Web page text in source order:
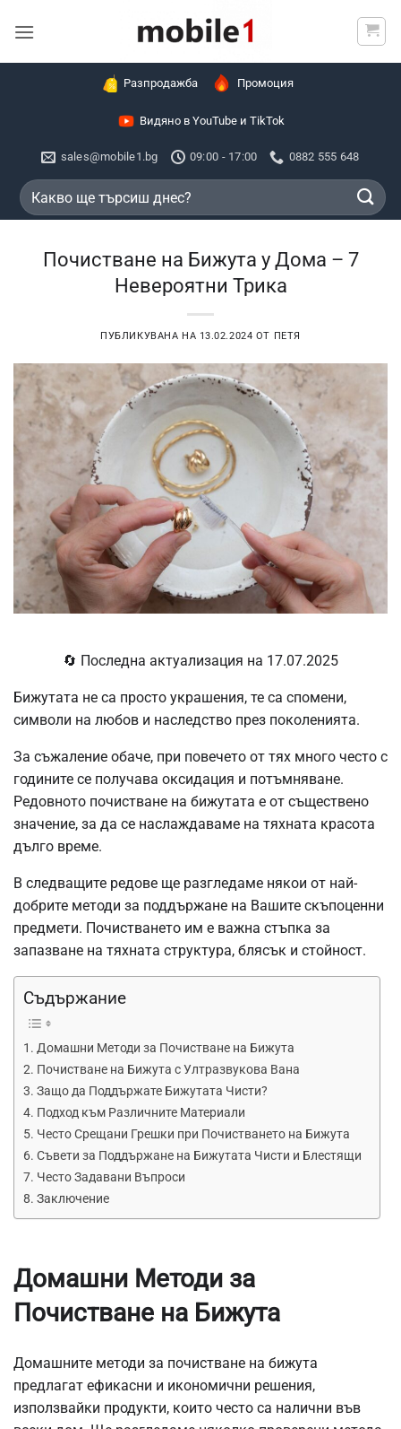
Разпродажба Промоция
Видяно в YouTube и TikTok
sales@mobile1.bg 09:00 - 17:00 0882 555 648
Търсене
за:
Почистване на Бижута у Дома – 7
Невероятни Трика
ПУБЛИКУВАНА НА 13.02.2024 ОТ ПЕТЯ
🔄 Последна актуализация на 17.07.2025
Бижутата не са просто украшения, те са спомени,
символи на любов и наследство през поколенията.
За съжаление обаче, при повечето от тях много често с
годините се получава оксидация и потъмняване.
Редовното почистване на бижутата е от съществено
значение, за да се наслаждаваме на тяхната красота
дълго време.
В следващите редове ще разгледаме някои от най-
добрите методи за поддържане на Вашите скъпоценни
предмети. Почистването им е важна стъпка за
запазване на тяхната структура, блясък и стойност.
Съдържание
Домашни Методи за Почистване на Бижута
Почистване на Бижута с Ултразвукова Вана
Защо да Поддържате Бижутата Чисти?
Подход към Различните Материали
Често Срещани Грешки при Почистването на Бижута
Съвети за Поддържане на Бижутата Чисти и Блестящи
Често Задавани Въпроси
Заключение
Домашни Методи за
Почистване на Бижута
Домашните методи за почистване на бижута
предлагат ефикасни и икономични решения,
използвайки продукти, които често са налични във